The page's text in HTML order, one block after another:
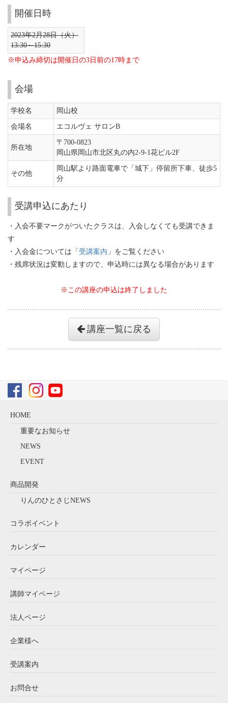
開催日時
2023年2月28日（火）
13:30～15:30
※申込み締切は開催日の3日前の17時まで
会場
学校名 岡山校
会場名 エコルヴェ サロンB
所在地
〒700-0823
岡山県岡山市北区丸の内2-9-1花ビル2F
その他
岡山駅より路面電車で「城下」停留所下車、徒歩5
分
受講申込にあたり
・入会不要マークがついたクラスは、入会しなくても受講できま
す
・入会金については「 受講案内 」をご覧ください
・残席状況は変動しますので、申込時には異なる場合があります
※この講座の申込は終了しました
講座一覧に戻る
HOME
重要なお知らせ
NEWS
EVENT
商品開発
りんのひとさじNEWS
コラボイベント
カレンダー
マイページ
講師マイページ
法人ページ
企業様へ
受講案内
お問合せ